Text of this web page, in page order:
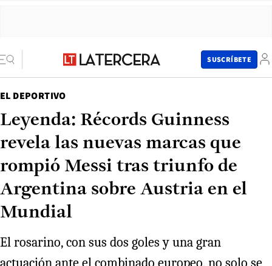
SUSCRÍBETE
EL DEPORTIVO
Leyenda: Récords Guinness
revela las nuevas marcas que
rompió Messi tras triunfo de
Argentina sobre Austria en el
Mundial
El rosarino, con sus dos goles y una gran